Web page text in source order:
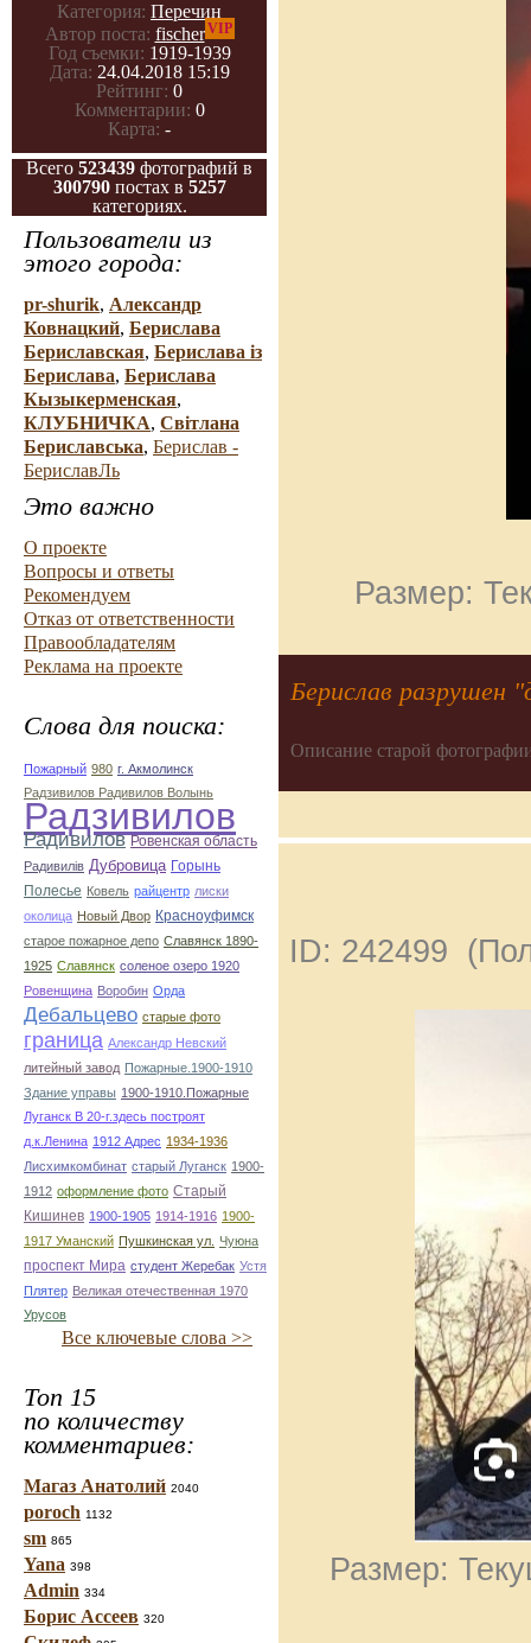
Категория: Перечин
Автор поста: fischerVIP
Год съемки: 1919-1939
Дата: 24.04.2018 15:19
Рейтинг: 0
Комментарии: 0
Карта: -
Всего 523439 фотографий в
300790постах в 5257
категориях.
Пользователи из
этого города:
pr-shurik, Александр
Ковнацкий, Берислава
Бериславская, Берислава із
Берислава, Берислава
Кызыкерменская,
КЛУБНИЧКА, Свiтлана
Бериславська, Берислав -
БериславЛь
Это важно
О проекте
Вопросы и ответы
Рекомендуем
Отказ от ответственности
Правообладателям
Реклама на проекте
Слова для поиска:
Пожарный 980 г. Акмолинск
Радзивилов Радивилов Волынь
Радзивилов
Радивилов Ровенская область
Радивилiв Дубровица Горынь
Полесье Ковель райцентр лиски
околица Новый Двор Красноуфимск
старое пожарное депо Славянск 1890-
1925 Славянск соленое озеро 1920
Ровенщина Воробин Орда
Дебальцево старые фото
граница Александр Невский
литейный завод Пожарные.1900-1910
Здание управы 1900-1910.Пожарные
Луганск В 20-г.здесь построят
д.к.Ленина 1912 Адрес 1934-1936
Лисхимкомбинат старый Луганск 1900-
1912 оформление фото Старый
Кишинев 1900-1905 1914-1916 1900-
1917 Уманский Пушкинская ул. Чуюна
проспект Мира студент Жеребак Устя
Плятер Великая отечественная 1970
Урусов
Все ключевые слова >>
Топ 15
по количеству
комментариев:
Магаз Анатолий 2040
poroch 1132
sm 865
Yana 398
Admin 334
Борис Ассеев 320
Размер:
Берислав разрушен
Описание старой
ID: 242499
Размер: